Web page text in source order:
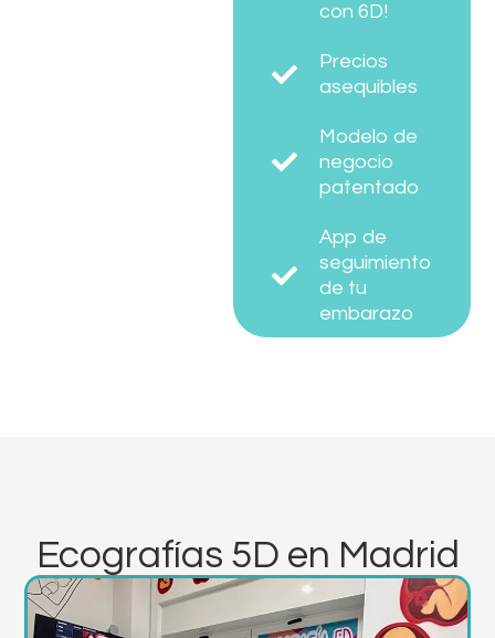
con 6D!
Precios
asequibles
Modelo de
negocio
patentado
App de
seguimiento
de tu
embarazo
Ecografías 5D en Madrid